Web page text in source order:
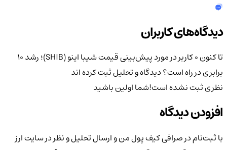
دیدگاه‌های کاربران
تا کنون 0 کاربر در مورد
پیش‌بینی قیمت شیبا اینو (SHIB)؛ رشد ۱۰
برابری در راه است؟دیدگاه و تحلیل ثبت کرده اند
نظری ثبت نشده است!شما اولین باشید
افزودن دیدگاه
با ثبت‌نام در صرافی کیف پول من و ارسال تحلیل و نظر در سایت ارز